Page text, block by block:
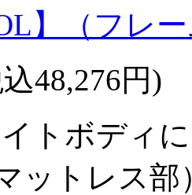
】（フレ
48,276円)
トボディ
ットレス